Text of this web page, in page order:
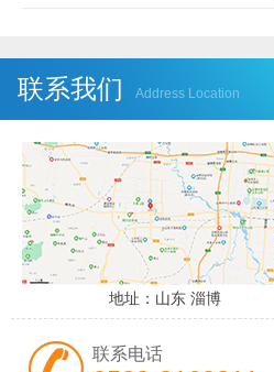
联系我们 Address Location
地址：山东 淄博
联系电话